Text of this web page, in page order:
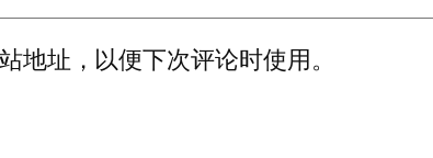
址，以便下次评论时使用。